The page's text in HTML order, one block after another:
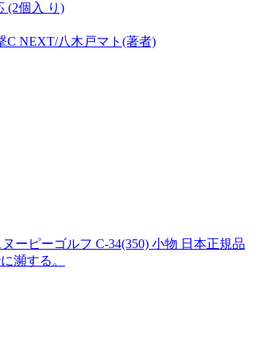
(2個入 り)
C NEXT/八木戸マト(著者)
ーピーゴルフ C-34(350) 小物 日本正規品
瀕する。